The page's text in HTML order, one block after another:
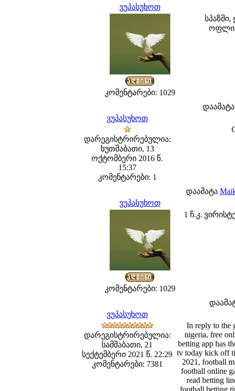
ვუპასუხოთ
კომენტარები: 1029
დაამატა
ვუპასუხოთ
დარეგისტრირებულია:
ხუთშაბათი, 13
ოქტომბერი 2016 წ.
15:37
კომენტარები: 1
დაამატა
ვუპასუხოთ
კომენტარები: 1029
1 ჩ.კ.
ვუპასუხოთ
დარეგისტრირებულია:
სამშაბათი, 21
სექტემბერი 2021 წ. 22:29
კომენტარები: 7381
In reply to the
nigeria, free
betting app has
tv today kick off
2021, football
football online
read betting
football betting